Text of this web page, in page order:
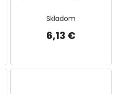
Skladom
6,13 €